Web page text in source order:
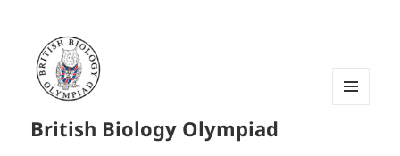
British Biology Olympiad